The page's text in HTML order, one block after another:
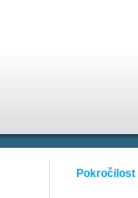
Pokročilost